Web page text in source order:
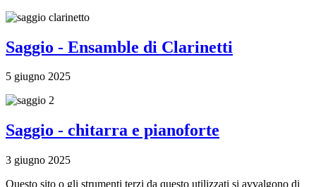
Saggio - Ensamble di Clarinetti
5 giugno 2025
Saggio - chitarra e pianoforte
3 giugno 2025
Questo sito o gli strumenti terzi da questo utilizzati si avvalgono di